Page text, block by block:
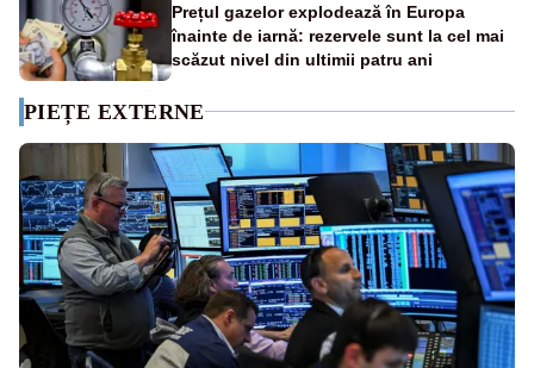
Prețul gazelor explodează în Europa
înainte de iarnă: rezervele sunt la cel mai
scăzut nivel din ultimii patru ani
PIEȚE EXTERNE